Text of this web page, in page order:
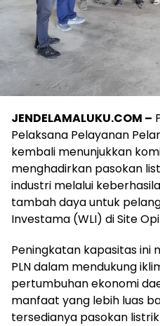
JENDELAMALUKU.COM –
Pelaksana Pelayanan
kembali menunjukkan
menghadirkan pasokan
industri melalui
tambah daya untuk
Investama (WLI) di Site
Peningkatan kapasitas ini
PLN dalam mendukung
pertumbuhan ekonomi
manfaat yang lebih luas
tersedianya pasokan